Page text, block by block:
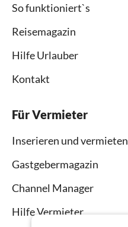
So funktioniert`s
Reisemagazin
Hilfe Urlauber
Kontakt
Für Vermieter
Inserieren und vermieten
Gastgebermagazin
Channel Manager
Hilfe Vermieter